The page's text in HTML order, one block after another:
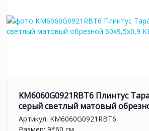
KM6060G0921RBT6 Плинтус
серый светлый матовый
Артикул: KM6060G0921RBT6